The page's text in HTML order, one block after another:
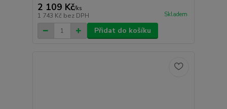
2 109 Kč/ks
1 743 Kč bez DPH Skladem
Přidat do košíku